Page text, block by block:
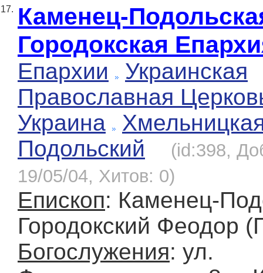
17. Каменец-
Городокская
Епархии
Украинская
Православная
Украина
Подольский
(id:398,
19/05/04, Хитов: 0)
Епископ: Каменец-
Городокский Феодор
Богослужения: ул.